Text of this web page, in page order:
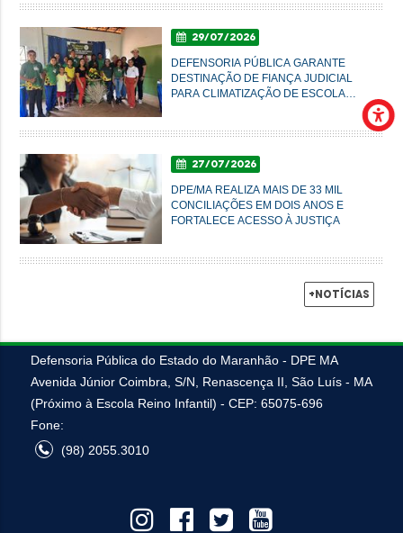
29/07/2026
DEFENSORIA PÚBLICA GARANTE
DESTINAÇÃO DE FIANÇA JUDICIAL
PARA CLIMATIZAÇÃO DE ESCOLA
AGRÍCOLA EM SUCUPIRA DO NORTE
27/07/2026
DPE/MA REALIZA MAIS DE 33 MIL
CONCILIAÇÕES EM DOIS ANOS E
FORTALECE ACESSO À JUSTIÇA
+Notícias
Defensoria Pública do Estado do Maranhão - DPE MA
Avenida Júnior Coimbra, S/N, Renascença II, São Luís - MA
(Próximo à Escola Reino Infantil) - CEP: 65075-696
Fone:
(98) 2055.3010